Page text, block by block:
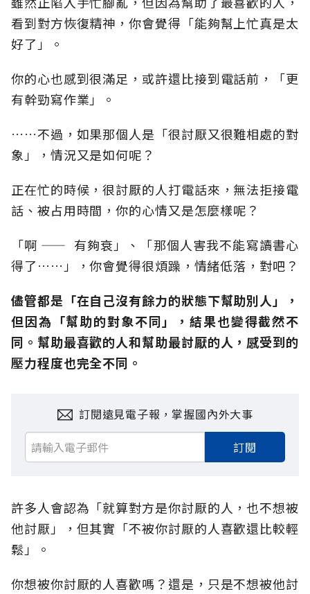
看到對方恢復精神，你會覺得「能夠幫上忙真是太
好了」。
你的心也感到很滿足，或許還比接到電話前，「更
有幹勁寫作業」。
……不過，如果那個人是「很討厭又很難相處的對
象」，情況又是如何呢？
正在忙的時候，很討厭的人打電話來，無法拒接電
話、被占用時間，你的心情又是怎麼樣呢？
「啊 —— 有夠衰」、「那個人害我不能寫讀書心
得了……」，你會覺得很煩躁，情緒低落，對吧？
儘管都是「在自己沒有餘力的狀態下幫助別人」，
但因為「幫助的對象不同」，結果也變得截然不
同。幫助最喜歡的人和幫助最討厭的人，感受到的
壓力程度也完全不同。
訂閱遠見電子報，掌握國內外大事
訂閱
許多人會認為「就算對方是你討厭的人，也不想被
他討厭」，但其實「不被你討厭的人喜歡還比較輕
鬆」。
你想被你討厭的人喜歡嗎？還是，只是不想被他討